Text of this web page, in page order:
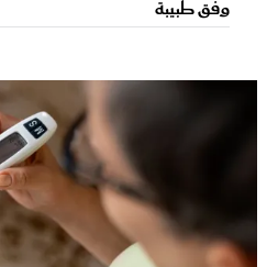
وفق طبيبة